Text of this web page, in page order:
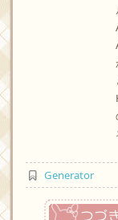
Generator